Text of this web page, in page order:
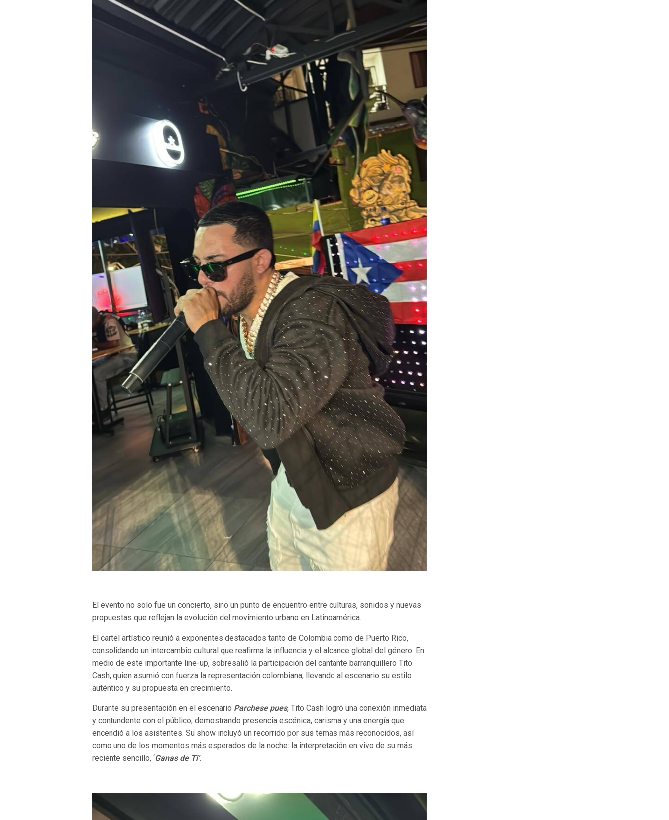
El evento no solo fue un concierto, sino un punto de encuentro entre culturas, sonidos y nuevas
propuestas que reflejan la evolución del movimiento urbano en Latinoamérica.
El cartel artístico reunió a exponentes destacados tanto de Colombia como de Puerto Rico,
consolidando un intercambio cultural que reafirma la influencia y el alcance global del género. En
medio de este importante line-up, sobresalió la participación del cantante barranquillero Tito
Cash, quien asumió con fuerza la representación colombiana, llevando al escenario su estilo
auténtico y su propuesta en crecimiento.
Durante su presentación en el escenario Parchese pues, Tito Cash logró una conexión inmediata
y contundente con el público, demostrando presencia escénica, carisma y una energía que
encendió a los asistentes. Su show incluyó un recorrido por sus temas más reconocidos, así
como uno de los momentos más esperados de la noche: la interpretación en vivo de su más
reciente sencillo, ‘Ganas de Ti’.